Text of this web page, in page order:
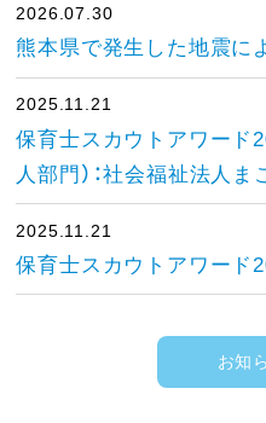
2026.07.30
熊本県で発生した地震に
2025.11.21
保育士スカウトアワード
人部門）：社会福祉法人
2025.11.21
保育士スカウトアワード
お知